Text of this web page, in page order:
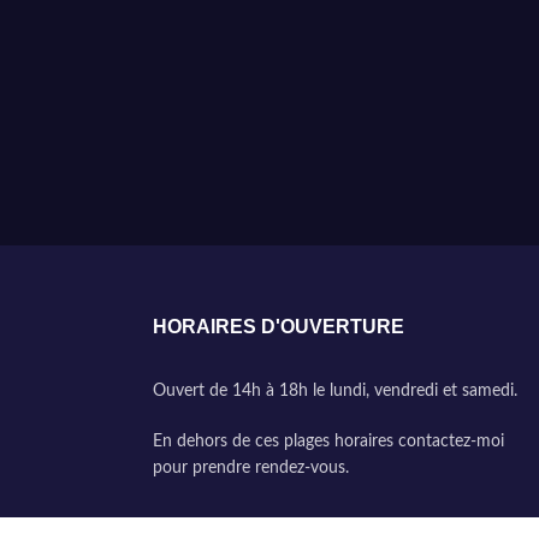
HORAIRES D'OUVERTURE
Ouvert de 14h à 18h le lundi, vendredi et samedi.
En dehors de ces plages horaires contactez-moi
pour prendre rendez-vous.